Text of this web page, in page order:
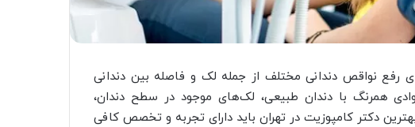
رفع نواقص دندانی مختلف از جمله لک و فاصله بین دندانی
همرنگ با دندان طبیعی، لک‌های موجود در سطح دندان،
دکتر کامپوزیت در تهران باید دارای تجربه و تخصص کافی